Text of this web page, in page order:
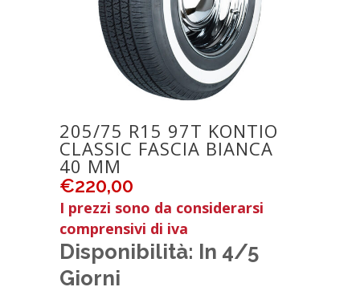
205/75 R15 97T KONTIO
CLASSIC FASCIA BIANCA
40 MM
€220,00
I prezzi sono da considerarsi
comprensivi di iva
Disponibilità: In 4/5
Giorni